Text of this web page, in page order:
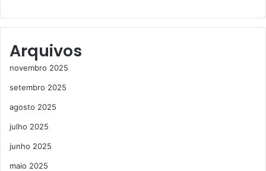
Arquivos
novembro 2025
setembro 2025
agosto 2025
julho 2025
junho 2025
maio 2025